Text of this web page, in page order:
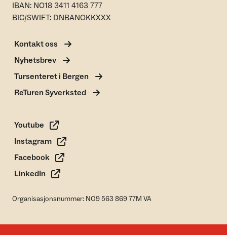
IBAN: NO18 3411 4163 777
BIC/SWIFT: DNBANOKKXXX
Kontakt oss
Nyhetsbrev
Tursenteret i Bergen
ReTuren Syverksted
Youtube
Instagram
Facebook
LinkedIn
Organisasjonsnummer: NO9 563 869 77M VA